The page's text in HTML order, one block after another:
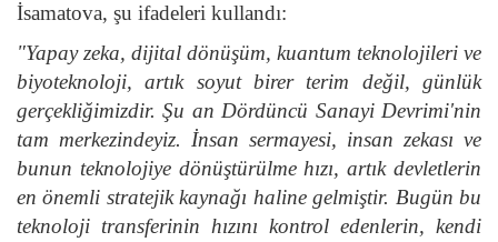
İsamatova, şu ifadeleri kullandı:
"Yapay zeka, dijital dönüşüm, kuantum teknolojileri ve
biyoteknoloji, artık soyut birer terim değil, günlük
gerçekliğimizdir. Şu an Dördüncü Sanayi Devrimi'nin
tam merkezindeyiz. İnsan sermayesi, insan zekası ve
bunun teknolojiye dönüştürülme hızı, artık devletlerin
en önemli stratejik kaynağı haline gelmiştir. Bugün bu
teknoloji transferinin hızını kontrol edenlerin, kendi